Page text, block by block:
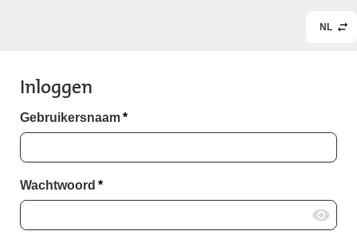
NL
Inloggen
Gebruikersnaam*
Wachtwoord *